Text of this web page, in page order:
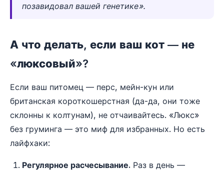
позавидовал вашей генетике».
А что делать, если ваш кот — не
«люксовый»?
Если ваш питомец — перс, мейн-кун или
британская короткошерстная (да-да, они тоже
склонны к колтунам), не отчаивайтесь. «Люкс»
без груминга — это миф для избранных. Но есть
лайфхаки:
Регулярное расчесывание. Раз в день —